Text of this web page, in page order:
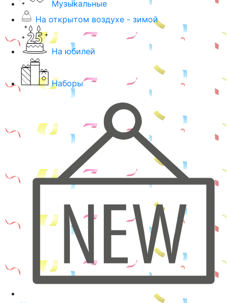
Музыкальные
На открытом воздухе - зимой
На юбилей
Наборы